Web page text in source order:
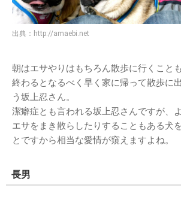
出典： http://amaebi.net
朝はエサやりはもちろん散歩に行くこと
終わるとなるべく早く家に帰って散歩に
う坂上忍さん。
潔癖症とも言われる坂上忍さんですが、
エサをまき散らしたりすることもある犬
とですから相当な愛情が窺えますよね。
長男